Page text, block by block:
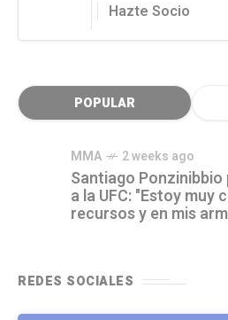
Hazte Socio
POPULAR
MMA 2 weeks ago
Santiago
a la UFC: "Estoy muy
recursos y en mis
REDES SOCIALES